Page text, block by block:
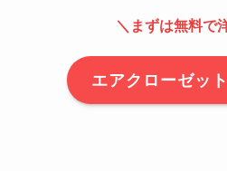
＼まずは無料で
エアクローゼッ